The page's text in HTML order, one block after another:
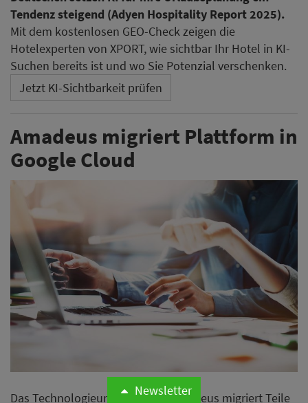
Tendenz steigend (Adyen Hospitality Report 2025).
Mit dem kostenlosen GEO-Check zeigen die
Hotelexperten von XPORT, wie sichtbar Ihr Hotel in KI-
Suchen bereits ist und wo Sie Potenzial verschenken.
Jetzt KI-Sichtbarkeit prüfen
Amadeus migriert Plattform in
Google Cloud
Das Technologieunternehmen Amadeus migriert Teile
Newsletter